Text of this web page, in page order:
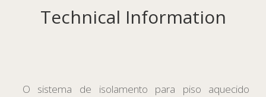
Technical Information
O sistema de isolamento para piso aquecido